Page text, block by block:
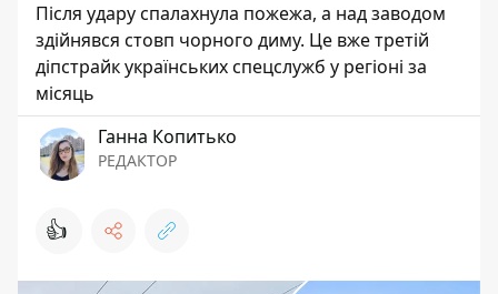
Після удару спалахнула пожежа, а над заводом
здійнявся стовп чорного диму. Це вже третій
діпстрайк українських спецслужб у регіоні за
місяць
Ганна Копитько
РЕДАКТОР
👍